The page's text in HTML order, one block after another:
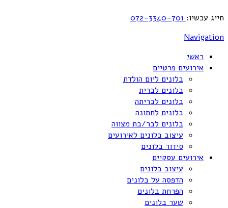
חייג עכשיו:
Navigation
ראשי
אירועים פרטיים
בלונים ליום הולדת
בלונים לברית
בלונים לבריתה
בלונים לחתונה
בלונים לבר/בת מצווה
עיצוב בלונים לאירועים
סידור בלונים
אירועים עסקיים
עיצוב בלונים
הדפסה על בלונים
הפרחת בלונים
שער בלונים